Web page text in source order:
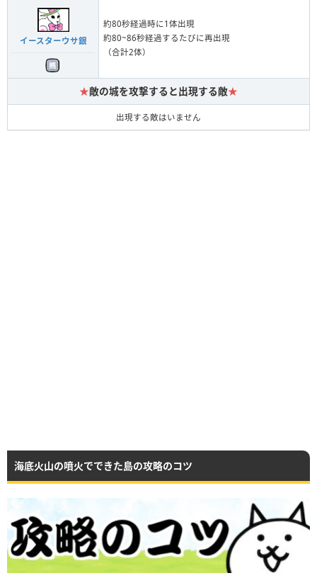
イースターウサ銀
約80秒経過時に1体出現
約80~86秒経過するたびに再出現
（合計2体）
★敵の城を攻撃すると出現する敵★
出現する敵はいません
海底火山の噴火でできた島の攻略のコツ